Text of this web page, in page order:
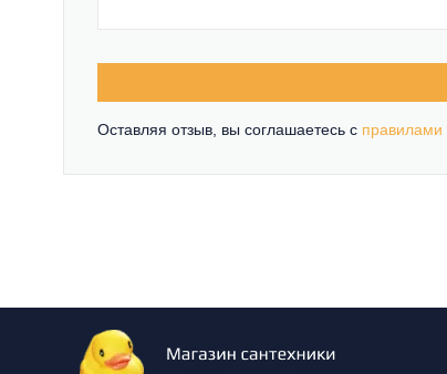
Оставляя отзыв, вы соглашаетесь c правилами